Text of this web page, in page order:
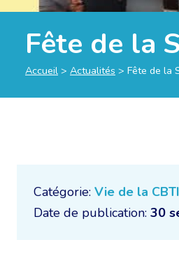
Fête de la
Accueil > Actualités > Fête de la
Catégorie: Vie de la CBTI
Date de publication: 30